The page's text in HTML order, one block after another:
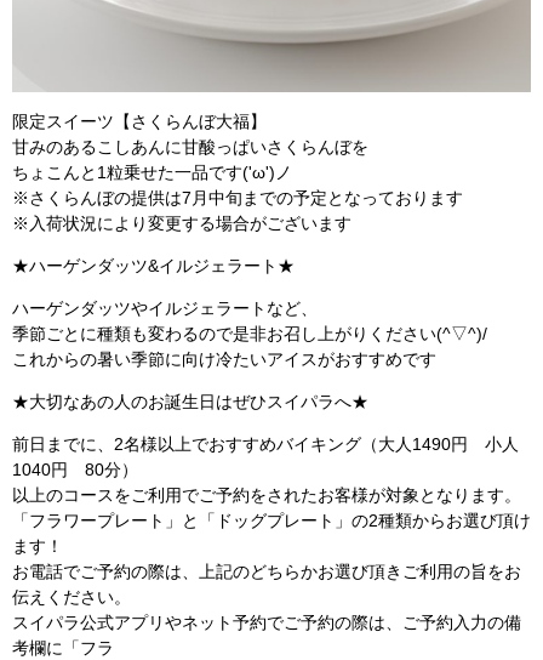
限定スイーツ【さくらんぼ大福】
甘みのあるこしあんに甘酸っぱいさくらんぼを
ちょこんと1粒乗せた一品です('ω')ノ
※さくらんぼの提供は7月中旬までの予定となっております
※入荷状況により変更する場合がございます
★ハーゲンダッツ&イルジェラート★
ハーゲンダッツやイルジェラートなど、
季節ごとに種類も変わるので是非お召し上がりください(^▽^)/
これからの暑い季節に向け冷たいアイスがおすすめです
★大切なあの人のお誕生日はぜひスイパラへ★
前日までに、2名様以上でおすすめバイキング（大人1490円 小人
1040円 80分）
以上のコースをご利用でご予約をされたお客様が対象となります。
「フラワープレート」と「ドッグプレート」の2種類からお選び頂け
ます！
お電話でご予約の際は、上記のどちらかお選び頂きご利用の旨をお
伝えください。
スイパラ公式アプリやネット予約でご予約の際は、ご予約入力の備
考欄に「フラ